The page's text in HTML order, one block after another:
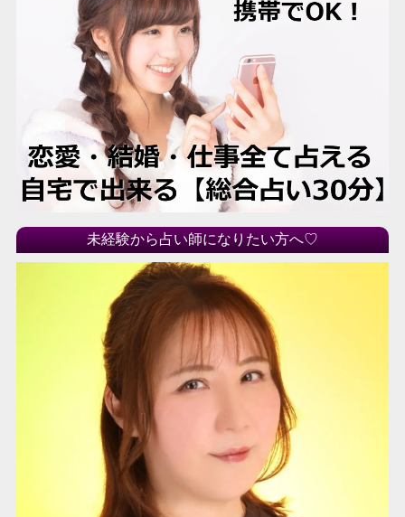
未経験から占い師になりたい方へ♡